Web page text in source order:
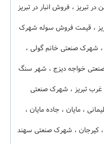
تبریز ، فروش انبار در تبریز
تبریز ، قیمت فروش سوله شهرک
شهرک صنعتی خانم گولی ،
خواجه دیزج ، شهر سنگ
تبریز ، شهرک صنعتی
، مایان ، جاده مایان ،
، کیرجان ، شهرک صنعتی سهند